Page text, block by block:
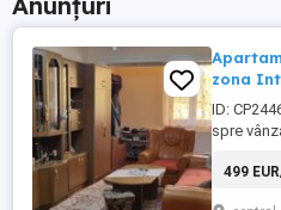
zona
ID:
spre
este de
499